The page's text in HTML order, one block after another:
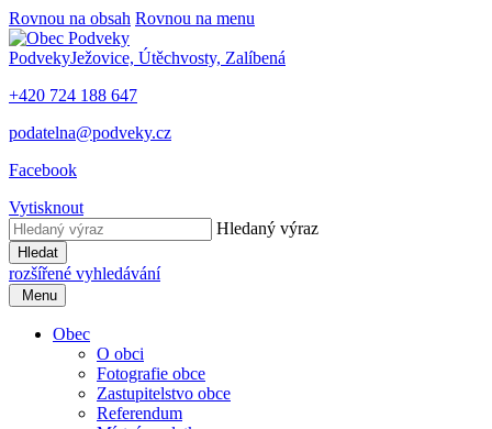
Rovnou na obsah Rovnou na menu
PodvekyJežovice, Útěchvosty, Zalíbená
+420 724 188 647
podatelna@podveky.cz
Facebook
Vytisknout
Hledaný výraz
Hledat
rozšířené vyhledávání
Menu
Obec
O obci
Fotografie obce
Zastupitelstvo obce
Referendum